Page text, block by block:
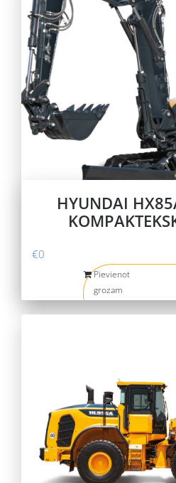
HYUNDAI
€0
Pievienot
grozam